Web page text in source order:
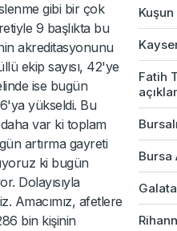
gibi bir çok
9 başlıkta bu
akreditasyonunu
ekip sayısı, 42'ye
ise bugün
yükseldi. Bu
var ki toplam
artırma gayreti
ki bugün
Dolayısıyla
Amacımız, afetlere
bin kişinin
Fatih
Bursa